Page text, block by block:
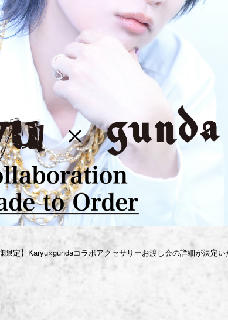
定】Karyu×gundaコラボアクセサリーお渡し会の詳細が決定い